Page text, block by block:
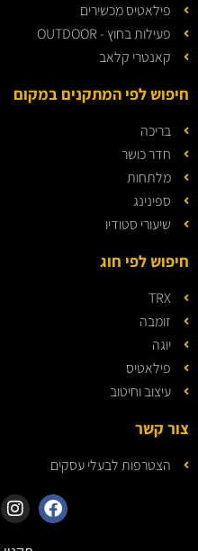
פילאטיס מכשירים
פעילות בחוץ - OUTDOOR
קאנטרי קלאב
חיפוש לפי המתקנים במקום
בריכה
חדר כושר
מלתחות
ספינינג
שיעורי סטודיו
חיפוש לפי חוג
TRX
זומבה
יוגה
פילאטיס
עיצוב וחיטוב
צור קשר
הצטרפות לבעלי עסקים